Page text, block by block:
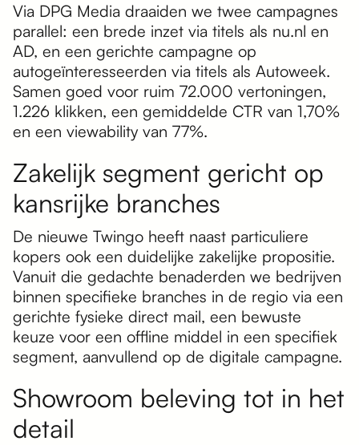
Via DPG Media draaiden we twee campagnes
parallel: een brede inzet via titels als nu.nl en
AD, en een gerichte campagne op
autogeïnteresseerden via titels als Autoweek.
Samen goed voor ruim 72.000 vertoningen,
1.226 klikken, een gemiddelde CTR van 1,70%
en een viewability van 77%.
Zakelijk segment gericht op
kansrijke branches
De nieuwe Twingo heeft naast particuliere
kopers ook een duidelijke zakelijke propositie.
Vanuit die gedachte benaderden we bedrijven
binnen specifieke branches in de regio via een
gerichte fysieke direct mail, een bewuste
keuze voor een offline middel in een specifiek
segment, aanvullend op de digitale campagne.
Showroom beleving tot in het
detail